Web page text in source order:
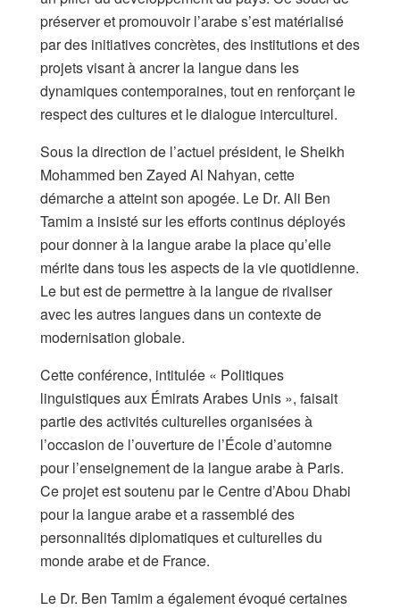
préserver et promouvoir l’arabe s’est matérialisé
par des initiatives concrètes, des institutions et des
projets visant à ancrer la langue dans les
dynamiques contemporaines, tout en renforçant le
respect des cultures et le dialogue interculturel.
Sous la direction de l’actuel président, le Sheikh
Mohammed ben Zayed Al Nahyan, cette
démarche a atteint son apogée. Le Dr. Ali Ben
Tamim a insisté sur les efforts continus déployés
pour donner à la langue arabe la place qu’elle
mérite dans tous les aspects de la vie quotidienne.
Le but est de permettre à la langue de rivaliser
avec les autres langues dans un contexte de
modernisation globale.
Cette conférence, intitulée « Politiques
linguistiques aux Émirats Arabes Unis », faisait
partie des activités culturelles organisées à
l’occasion de l’ouverture de l’École d’automne
pour l’enseignement de la langue arabe à Paris.
Ce projet est soutenu par le Centre d’Abou Dhabi
pour la langue arabe et a rassemblé des
personnalités diplomatiques et culturelles du
monde arabe et de France.
Le Dr. Ben Tamim a également évoqué certaines